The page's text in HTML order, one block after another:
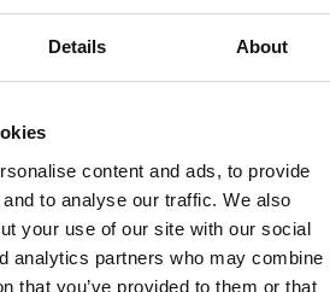
Details About
content and ads, to provide
to analyse our traffic. We also
your use of our site with our social
analytics partners who may combine
that you’ve provided to them or that
100% chez les
de 15 à 19 ans (réception
combiné à la
de 17%